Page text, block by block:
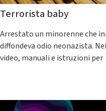
Terrorista baby
Arrestato un minorenne che
diffondeva odio neonazista.
video, manuali e istruzioni per